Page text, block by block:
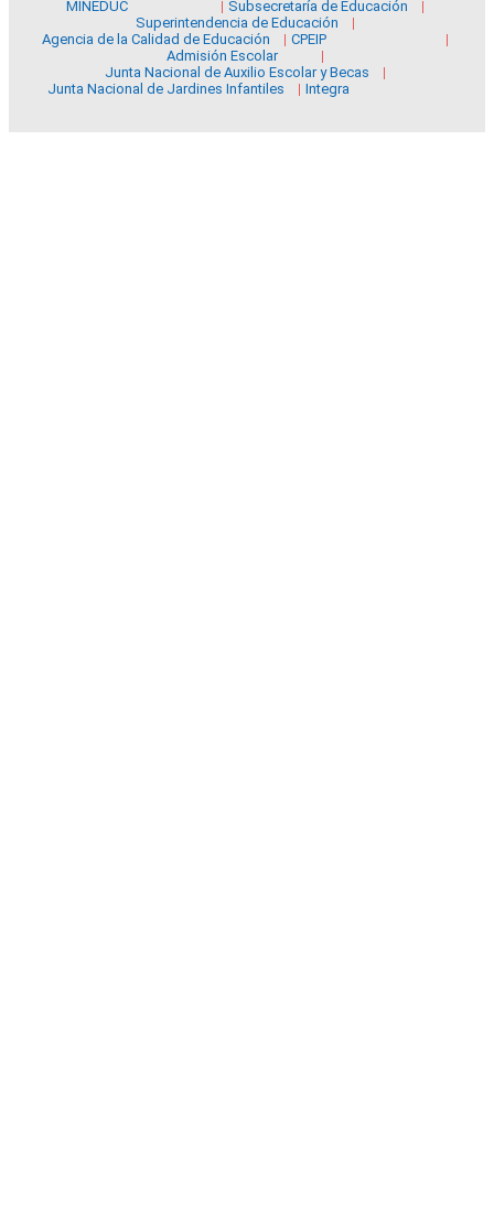
MINEDUC
Subsecretaría de Educación
Superintendencia de Educación
Agencia de la Calidad de Educación
CPEIP
Admisión Escolar
Junta Nacional de Auxilio Escolar y Becas
Junta Nacional de Jardines Infantiles
Integra